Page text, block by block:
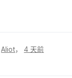
Aliot，4 天前